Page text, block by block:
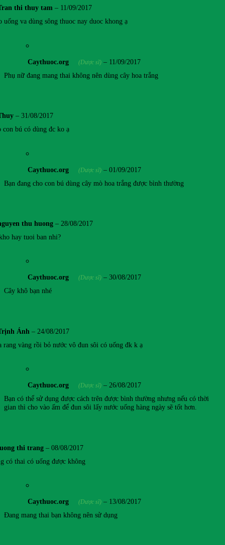
thi thuy tam – 11/09/2017
uống va dùng sông thuoc nay duoc khong ạ
Caythuoc.org (Dược sĩ) – 11/09/2017
Phụ nữ đang mang thai không nên dùng cây hoa trắng
– 31/08/2017
con bú có dùng đc ko ạ
Caythuoc.org (Dược sĩ) – 01/09/2017
Bạn đang cho con bú dùng cây mò hoa trắng được bình thường
thu huong – 28/08/2017
hay tuoi ban nhi?
Caythuoc.org (Dược sĩ) – 30/08/2017
Cây khô bạn nhé
Ánh – 24/08/2017
rang vàng rồi bỏ nước vô đun sôi có uống đk k ạ
Caythuoc.org (Dược sĩ) – 26/08/2017
Bạn có thể sử dụng được cách trên được bình thường nhưng nếu có thời
gian thì cho vào ấm để đun sôi lấy nước uống hàng ngày sẽ tốt hơn.
thi trang – 08/08/2017
có thai có uống được không
Caythuoc.org (Dược sĩ) – 13/08/2017
Đang mang thai bạn không nên sử dụng